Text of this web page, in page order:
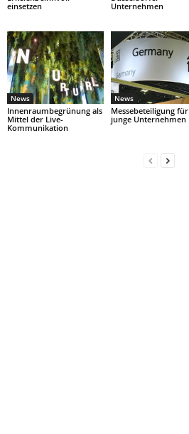
einsetzen
Unternehmen
News
Innenraumbegrünung als
Mittel der Live-
Kommunikation
News
Messebeteiligung für
junge Unternehmen